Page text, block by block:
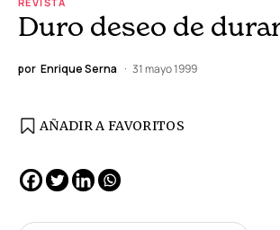
Duro deseo de
por Enrique Serna 31 mayo 1999
AÑADIR A FAVORITOS